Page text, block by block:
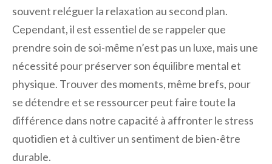
souvent reléguer la relaxation au second plan.
Cependant, il est essentiel de se rappeler que
prendre soin de soi-même n’est pas un luxe, mais une
nécessité pour préserver son équilibre mental et
physique. Trouver des moments, même brefs, pour
se détendre et se ressourcer peut faire toute la
différence dans notre capacité à affronter le stress
quotidien et à cultiver un sentiment de bien-être
durable.